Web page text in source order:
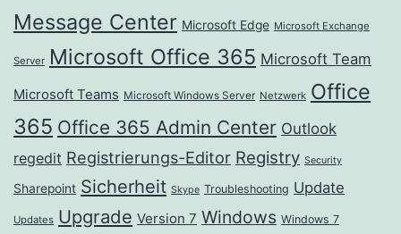
Message Center Microsoft Edge Microsoft Exchange
Server Microsoft Office 365 Microsoft Team
Microsoft Teams Microsoft Windows Server Netzwerk Office
365 Office 365 Admin Center Outlook
regedit Registrierungs-Editor Registry Security
Sharepoint Sicherheit Skype Troubleshooting Update
Updates Upgrade Version 7 Windows Windows 7